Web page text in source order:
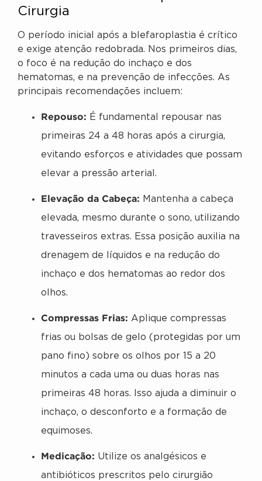
Cirurgia
O período inicial após a blefaroplastia é crítico
e exige atenção redobrada. Nos primeiros dias,
o foco é na redução do inchaço e dos
hematomas, e na prevenção de infecções. As
principais recomendações incluem:
Repouso: É fundamental repousar nas
primeiras 24 a 48 horas após a cirurgia,
evitando esforços e atividades que possam
elevar a pressão arterial.
Elevação da Cabeça: Mantenha a cabeça
elevada, mesmo durante o sono, utilizando
travesseiros extras. Essa posição auxilia na
drenagem de líquidos e na redução do
inchaço e dos hematomas ao redor dos
olhos.
Compressas Frias: Aplique compressas
frias ou bolsas de gelo (protegidas por um
pano fino) sobre os olhos por 15 a 20
minutos a cada uma ou duas horas nas
primeiras 48 horas. Isso ajuda a diminuir o
inchaço, o desconforto e a formação de
equimoses.
Medicação: Utilize os analgésicos e
antibióticos prescritos pelo cirurgião